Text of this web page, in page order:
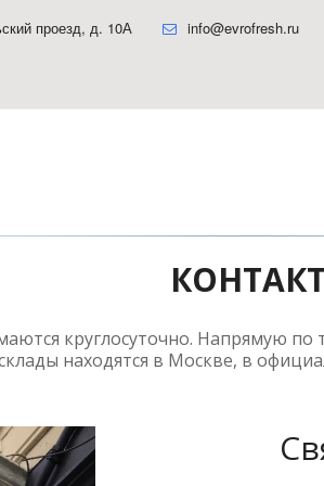
проезд, д. 10А info@evrofresh.ru
круглосуточно. Напрямую
находятся в Москве, в